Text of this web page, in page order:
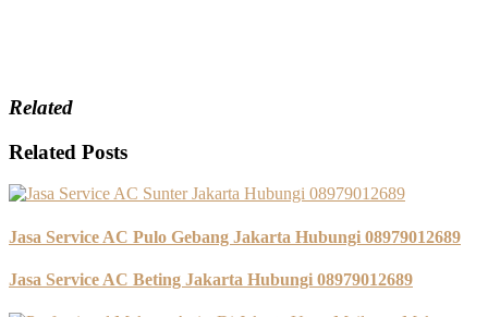
Related
Related Posts
Jasa Service AC Pulo Gebang Jakarta Hubungi 08979012689
Jasa Service AC Beting Jakarta Hubungi 08979012689